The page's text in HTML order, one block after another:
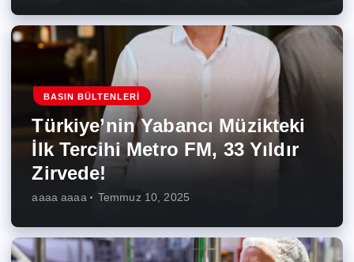
BASIN BÜLTENLERI
Türkiye’nin Yabancı Müzikteki
İlk Tercihi Metro FM, 33 Yıldır
Zirvede!
aaaa aaaa Temmuz 10, 2025